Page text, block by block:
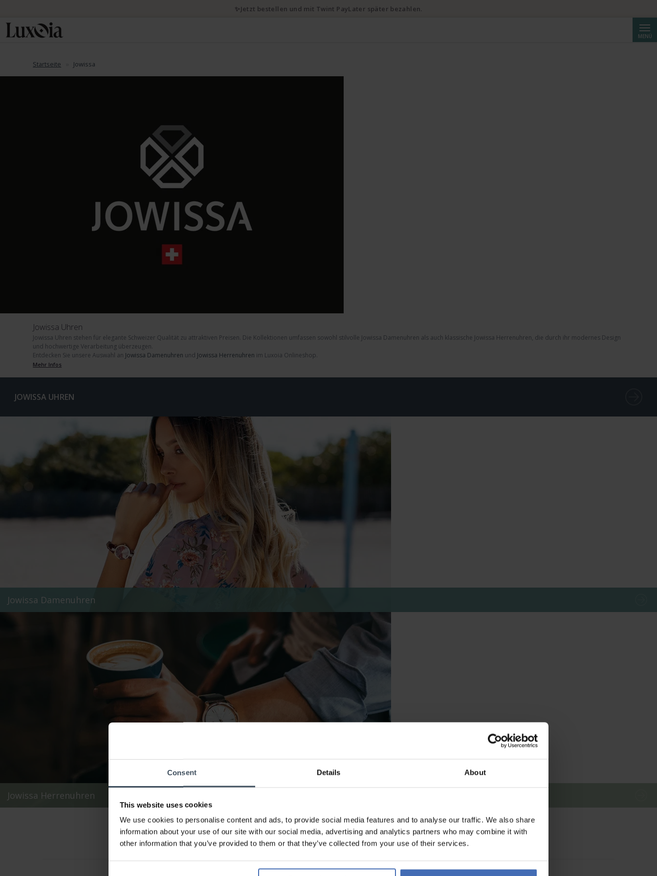
Consent Details About
This website uses cookies
We use cookies to personalise content and ads, to provide social media features and to analyse our traffic. We also share
information about your use of our site with our social media, advertising and analytics partners who may combine it with
other information that you’ve provided to them or that they’ve collected from your use of their services.
MENÜ
Startseite Jowissa
Jowissa Uhren
Jowissa Uhren stehen für elegante Schweizer Qualität zu attraktiven Preisen. Die Kollektionen umfassen sowohl stilvolle Jowissa Damenuhren als auch klassische Jowissa Herrenuhren, die durch ihr modernes Design
und hochwertige Verarbeitung überzeugen.
Entdecken Sie unsere Auswahl an Jowissa Damenuhren und Jowissa Herrenuhren im Luxoia Onlineshop.
Mehr Infos
JOWISSA UHREN
Jowissa Damenuhren
Jowissa Herrenuhren
JOWISSA UHREN
✨Jetzt bestellen und mit Twint PayLater später bezahlen.